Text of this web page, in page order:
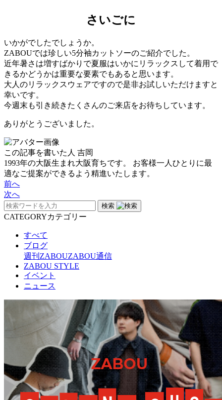
さいごに
いかがでしたでしょうか。
ZABOUでは珍しい5分袖カットソーのご紹介でした。
近年暑さは増すばかりで夏服はいかにリラックスして着用で
きるかどうかは重要な要素でもあると思います。
大人のリラックスウェアですので是非お試しいただけますと
幸いです。
今週末も引き続きたくさんのご来店をお待ちしています。
ありがとうございました。
この記事を書いた人 吉岡
1993年の大阪生まれ大阪育ちです。 お客様一人ひとりに最
適なご提案ができるよう精進いたします。
前へ
次へ
検索
CATEGORYカテゴリー
すべて
ブログ
週刊ZABOUZABOU通信
ZABOU STYLE
イベント
ニュース